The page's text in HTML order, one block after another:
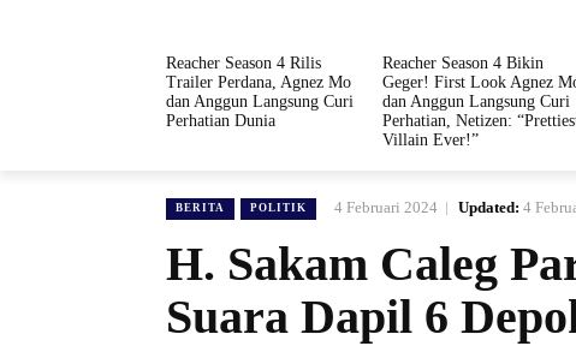
Reacher Season 4 Rilis
Trailer Perdana, Agnez Mo
dan Anggun Langsung Curi
Perhatian Dunia
Reacher Season 4 Bikin
Geger! First Look Agnez
dan Anggun Langsung Curi
Perhatian, Netizen:
Villain Ever!”
BERITA POLITIK 4 Februari 2024 Updated: 4
H. Sakam Caleg
Suara Dapil 6